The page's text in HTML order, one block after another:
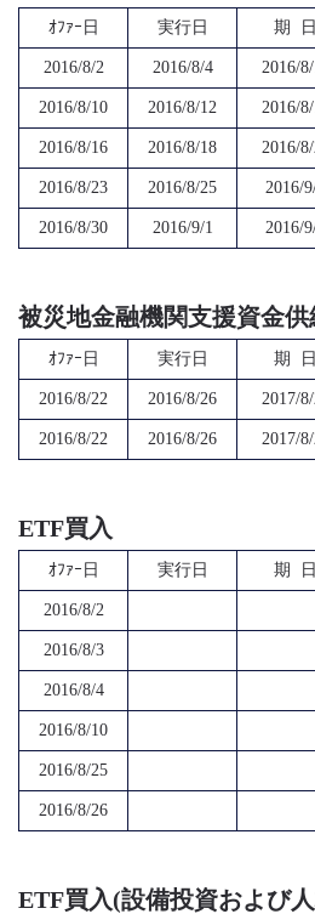
ｵﾌｧｰ日 実行日 期 日
2016/8/2 2016/8/4 2016/
2016/8/10 2016/8/12 2016/
2016/8/16 2016/8/18 2016/
2016/8/23 2016/8/25 2016/
2016/8/30 2016/9/1 2016/
被災地金融機関支援資金供
ｵﾌｧｰ日 実行日 期 日
2016/8/22 2016/8/26 2017/
2016/8/22 2016/8/26 2017/
ETF買入
ｵﾌｧｰ日 実行日 期 日
2016/8/2
2016/8/3
2016/8/4
2016/8/10
2016/8/25
2016/8/26
ETF買入(設備投資および